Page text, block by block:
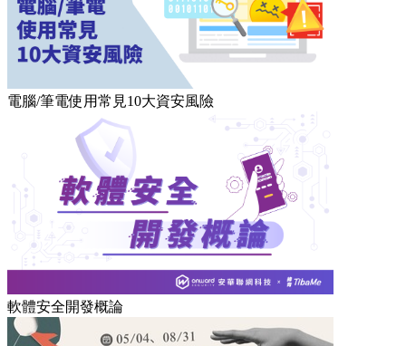
電腦/筆電使用常見10大資安風險
軟體安全開發概論